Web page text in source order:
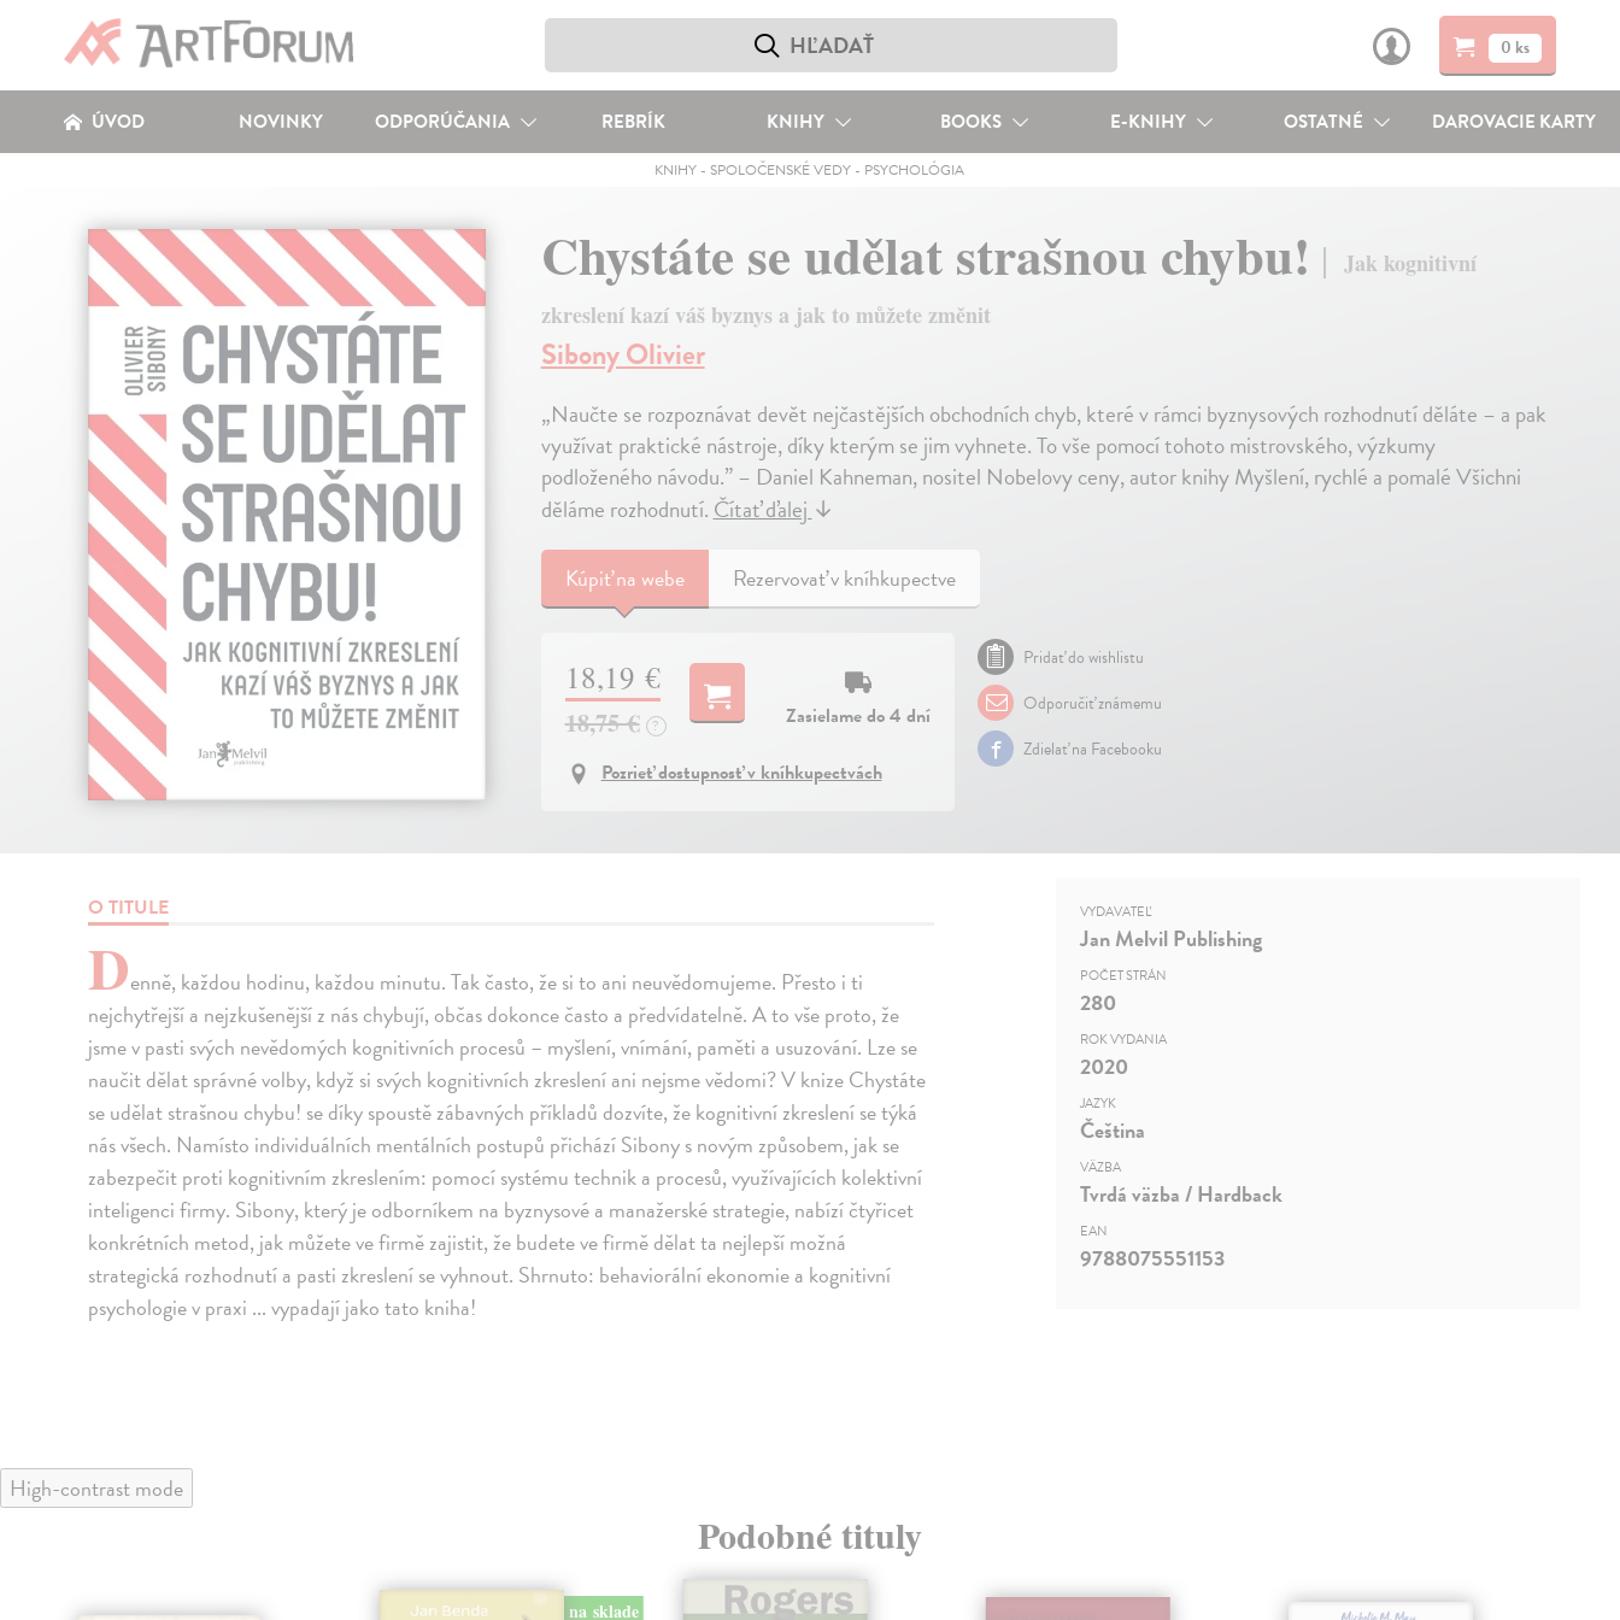
0 ks
ÚVOD NOVINKY ODPORÚČANIA REBRÍK KNIHY BOOKS E-KNIHY OSTATNÉ DAROVACIE KARTY
KNIHY - SPOLOČENSKÉ VEDY - PSYCHOLÓGIA
Chystáte se udělat strašnou chybu!
Jak kognitivní
zkreslení kazí váš byznys a jak to můžete změnit
Sibony Olivier
„Naučte se rozpoznávat devět nejčastějších obchodních chyb, které v rámci byznysových rozhodnutí děláte – a pak
využívat praktické nástroje, díky kterým se jim vyhnete. To vše pomocí tohoto mistrovského, výzkumy
podloženého návodu.” – Daniel Kahneman, nositel Nobelovy ceny, autor knihy Myšlení, rychlé a pomalé Všichni
děláme rozhodnutí.Čítať ďalej↓
Kúpiťna webe Rezervovať v kníhkupectve
18,19 €
18,75 € ?
Zasielame do 4 dní
Pozrieť dostupnosť v kníhkupectvách
Pridať do wishlistu
Odporučiť známemu
Zdielať na Facebooku
O TITULE
Denně, každou hodinu, každou minutu. Tak často, že si to ani neuvědomujeme. Přesto i ti
nejchytřejší a nejzkušenější z nás chybují, občas dokonce často a předvídatelně. A to vše proto, že
jsme v pasti svých nevědomých kognitivních procesů – myšlení, vnímání, paměti a usuzování. Lze se
naučit dělat správné volby, když si svých kognitivních zkreslení ani nejsme vědomi? V knize Chystáte
se udělat strašnou chybu! se díky spoustě zábavných příkladů dozvíte, že kognitivní zkreslení se týká
nás všech. Namísto individuálních mentálních postupů přichází Sibony s novým způsobem, jak se
zabezpečit proti kognitivním zkreslením: pomocí systému technik a procesů, využívajících kolektivní
inteligenci firmy. Sibony, který je odborníkem na byznysové a manažerské strategie, nabízí čtyřicet
konkrétních metod, jak můžete ve firmě zajistit, že budete ve firmě dělat ta nejlepší možná
strategická rozhodnutí a pasti zkreslení se vyhnout. Shrnuto: behaviorální ekonomie a kognitivní
psychologie v praxi ... vypadají jako tato kniha!
VYDAVATEĽ
Jan Melvil Publishing
POČET STRÁN
280
ROK VYDANIA
2020
JAZYK
Čeština
VÄZBA
Tvrdá väzba / Hardback
EAN
9788075551153
High-contrast mode
Podobné tituly
na sklade